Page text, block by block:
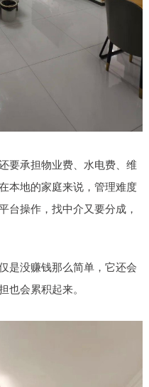
要承担物业费、水电费、维
本地的家庭来说，管理难度
台操作，找中介又要分成，
是没赚钱那么简单，它还会
也会累积起来。